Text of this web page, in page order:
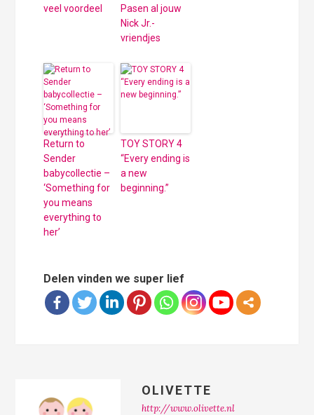
veel voordeel
Pasen al jouw
Nick Jr.-
vriendjes
Return to
Sender
babycollectie –
‘Something for
you means
everything to
her’
TOY STORY 4
“Every ending is
a new
beginning.”
Delen vinden we super lief
OLIVETTE
http://www.olivette.nl